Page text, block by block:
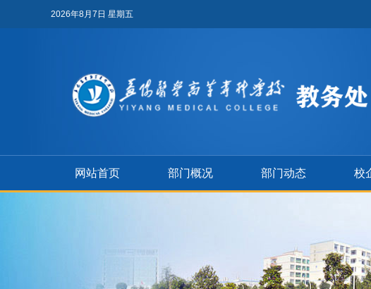
2026年8月7日 星期五
网站首页 部门概况 部门动态 校